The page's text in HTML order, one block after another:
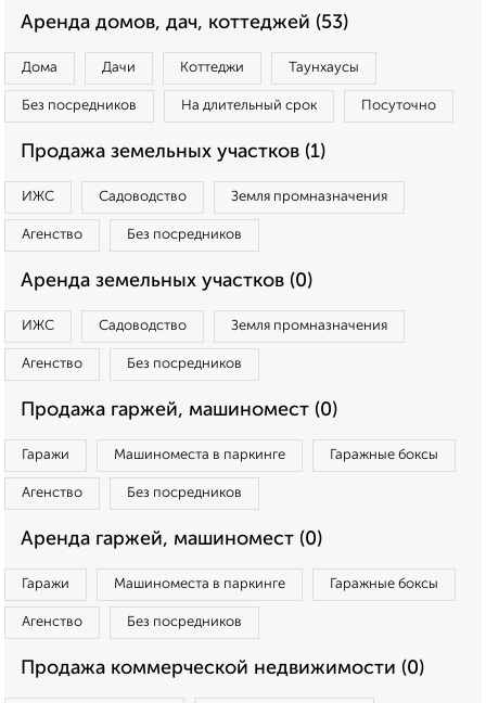
Аренда домов, дач, коттеджей (53)
Дома Дачи Коттеджи Таунхаусы
Без посредников На длительный срок Посуточно
Продажа земельных участков (1)
ИЖС Садоводство Земля промназначения
Агенство Без посредников
Аренда земельных участков (0)
ИЖС Садоводство Земля промназначения
Агенство Без посредников
Продажа гаржей, машиномест (0)
Гаражи Машиноместа в паркинге Гаражные боксы
Агенство Без посредников
Аренда гаржей, машиномест (0)
Гаражи Машиноместа в паркинге Гаражные боксы
Агенство Без посредников
Продажа коммерческой недвижимости (0)